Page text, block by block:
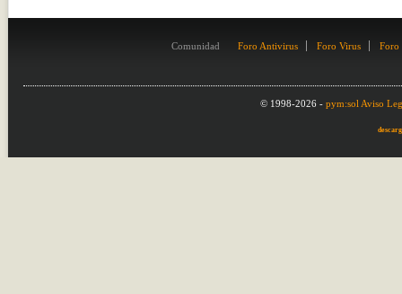
Comunidad Foro Antivirus Foro Virus Foro
© 1998-2026 - pym:sol Aviso